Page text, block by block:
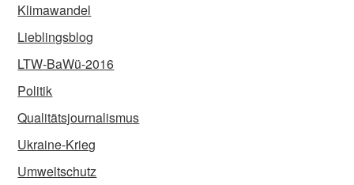
Klimawandel
Lieblingsblog
LTW-BaWü-2016
Politik
Qualitätsjournalismus
Ukraine-Krieg
Umweltschutz